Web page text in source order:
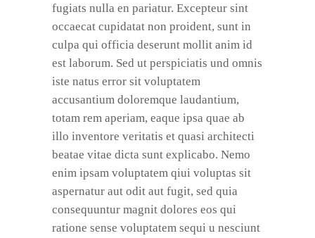
fugiats nulla en pariatur. Excepteur sint
occaecat cupidatat non proident, sunt in
culpa qui officia deserunt mollit anim id
est laborum. Sed ut perspiciatis und omnis
iste natus error sit voluptatem
accusantium doloremque laudantium,
totam rem aperiam, eaque ipsa quae ab
illo inventore veritatis et quasi architecti
beatae vitae dicta sunt explicabo. Nemo
enim ipsam voluptatem qiui voluptas sit
aspernatur aut odit aut fugit, sed quia
consequuntur magnit dolores eos qui
ratione sense voluptatem sequi u nesciunt